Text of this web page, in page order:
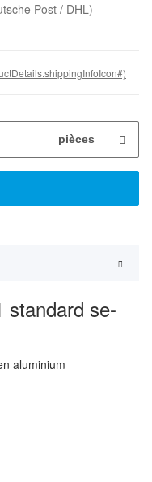
Post / DHL)
pièces
standard se-
aluminium